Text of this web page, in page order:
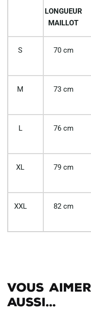
LONGUEUR
MAILLOT
S 70 cm
M 73 cm
L 76 cm
XL 79 cm
XXL 82 cm
Vous
aussi...